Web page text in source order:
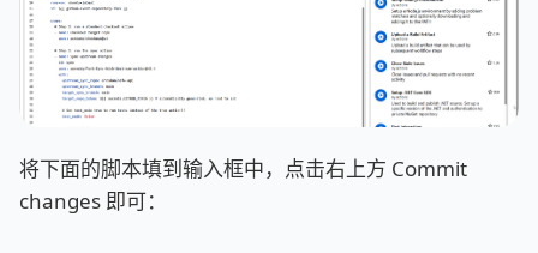
将下面的脚本填到输入框中，点击右上方 Commit
changes 即可：